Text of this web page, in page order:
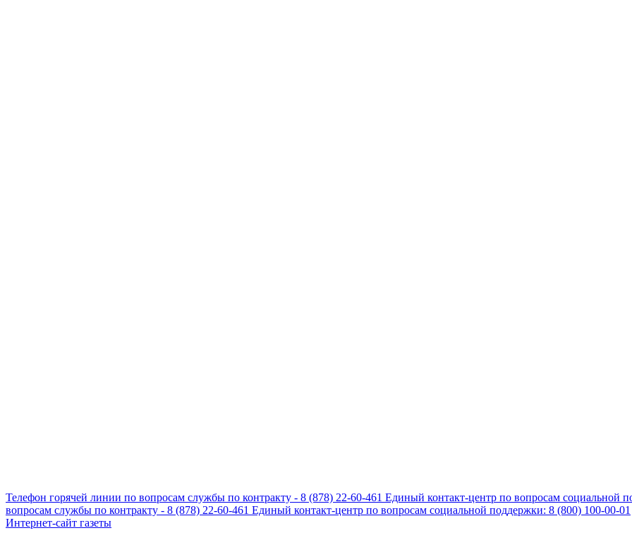
Телефон горячей линии по вопросам службы по контракту - 8 (878) 22-60-461 Единый контакт-центр по вопросам социальной
вопросам службы по контракту - 8 (878) 22-60-461 Единый контакт-центр по вопросам социальной поддержки: 8 (800) 100-00-01
Интернет-сайт газеты